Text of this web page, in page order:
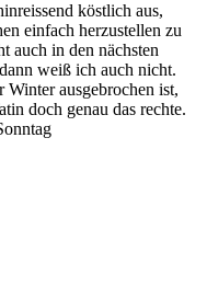
köstlich aus,
einfach herzustellen zu
auch in den nächsten
weiß ich auch nicht.
Winter ausgebrochen ist,
doch genau das rechte.